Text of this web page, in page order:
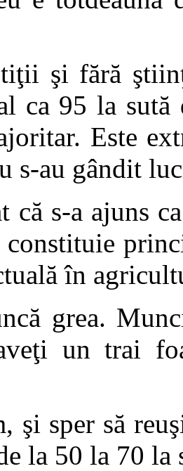
şi fără
ca 95 la
Este
s-au gândit
că s-a ajuns
constituie
în
grea.
un trai
şi sper să
la 50 la 70